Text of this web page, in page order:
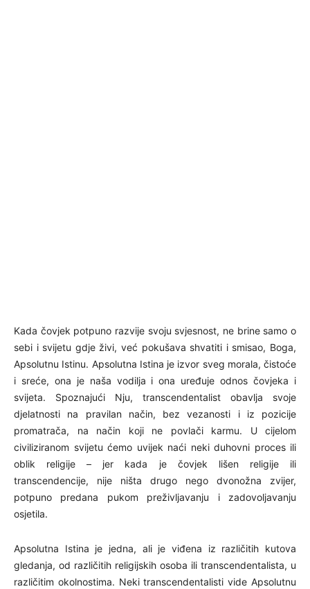
Kada čovjek potpuno razvije svoju svjesnost, ne brine samo o
sebi i svijetu gdje živi, već pokušava shvatiti i smisao, Boga,
Apsolutnu Istinu. Apsolutna Istina je izvor sveg morala, čistoće
i sreće, ona je naša vodilja i ona uređuje odnos čovjeka i
svijeta. Spoznajući Nju, transcendentalist obavlja svoje
djelatnosti na pravilan način, bez vezanosti i iz pozicije
promatrača, na način koji ne povlači karmu. U cijelom
civiliziranom svijetu ćemo uvijek naći neki duhovni proces ili
oblik religije – jer kada je čovjek lišen religije ili
transcendencije, nije ništa drugo nego dvonožna zvijer,
potpuno predana pukom preživljavanju i zadovoljavanju
osjetila.
Apsolutna Istina je jedna, ali je viđena iz različitih kutova
gledanja, od različitih religijskih osoba ili transcendentalista, u
različitim okolnostima. Neki transcendentalisti vide Apsolutnu